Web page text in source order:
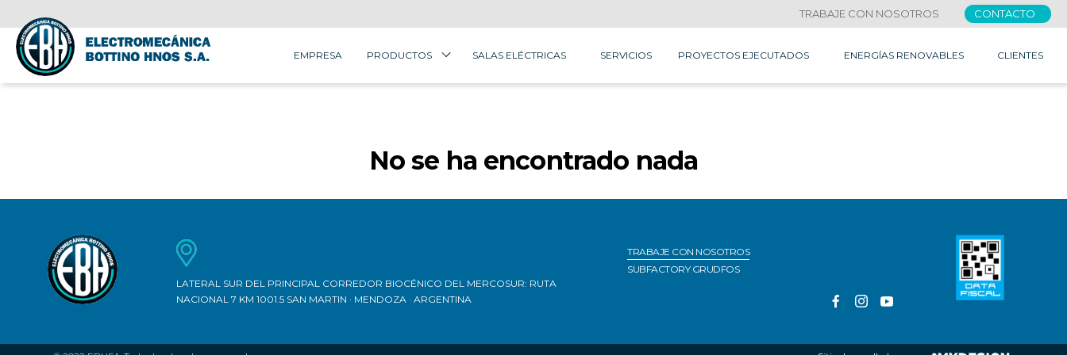
TRABAJE CON NOSOTROS CONTACTO
Electromecánica
EMPRESA PRODUCTOS SALAS ELÉCTRICAS SERVICIOS PROYECTOS EJECUTADOS ENERGÍAS RENOVABLES CLIENTES
No se ha encontrado nada
LATERAL SUR DEL PRINCIPAL CORREDOR BIOCÉNICO DEL MERCOSUR: RUTA
NACIONAL 7 KM 1001.5 SAN MARTIN · MENDOZA · ARGENTINA
TRABAJE CON NOSOTROS
SUBFACTORY GRUDFOS